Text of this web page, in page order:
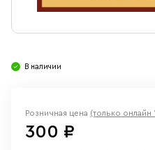
В наличии
Розничная цена (только онлайн
300 ₽